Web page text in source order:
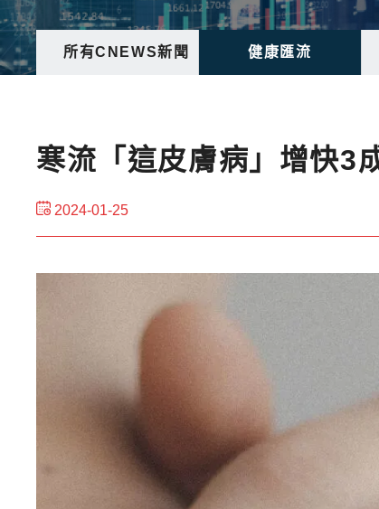
所有CNEWS新聞 健康匯流
寒流「這皮膚病」增快3
2024-01-25